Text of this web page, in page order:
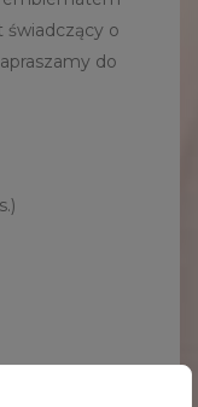
świadczący o
do